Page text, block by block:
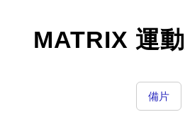
MATRIX 運
備片